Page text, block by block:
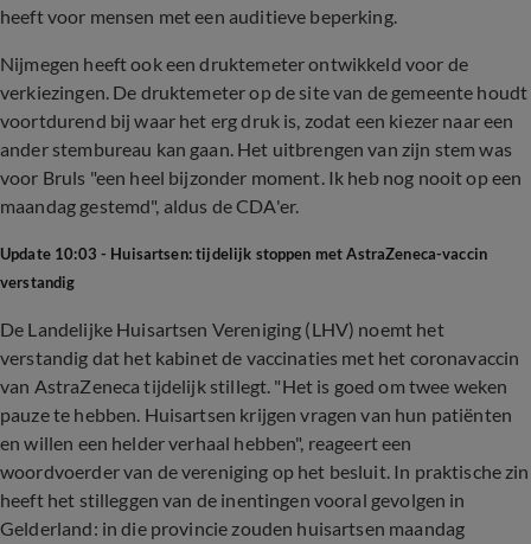
heeft voor mensen met een auditieve beperking.
Nijmegen heeft ook een druktemeter ontwikkeld voor de
verkiezingen. De druktemeter op de site van de gemeente houdt
voortdurend bij waar het erg druk is, zodat een kiezer naar een
ander stembureau kan gaan. Het uitbrengen van zijn stem was
voor Bruls "een heel bijzonder moment. Ik heb nog nooit op een
maandag gestemd", aldus de CDA'er.
Update 10:03 - Huisartsen: tijdelijk stoppen met AstraZeneca-vaccin
verstandig
De Landelijke Huisartsen Vereniging (LHV) noemt het
verstandig dat het kabinet de vaccinaties met het coronavaccin
van AstraZeneca tijdelijk stillegt. "Het is goed om twee weken
pauze te hebben. Huisartsen krijgen vragen van hun patiënten
en willen een helder verhaal hebben", reageert een
woordvoerder van de vereniging op het besluit. In praktische zin
heeft het stilleggen van de inentingen vooral gevolgen in
Gelderland: in die provincie zouden huisartsen maandag